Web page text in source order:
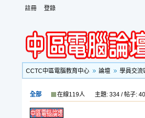
註冊 登錄
CCTC中區電腦教育中心 論壇 學員交流
全部 在線119人 主題: 334 / 帖子: